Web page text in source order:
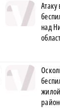
над